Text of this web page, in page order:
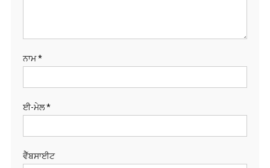
ਨਾਮ*
ਈ-ਮੇਲ*
ਵੈੱਬਸਾਈਟ